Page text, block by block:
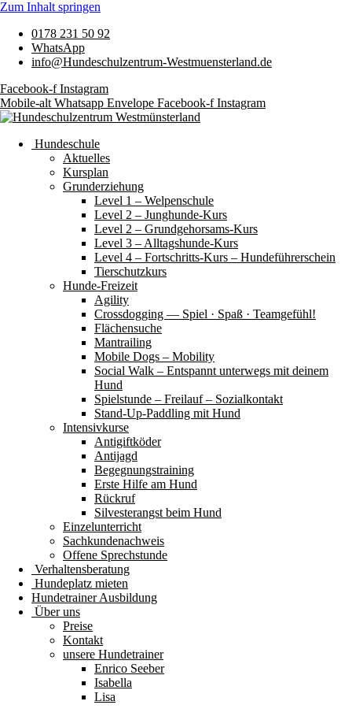
Zum Inhalt springen
0178 231 50 92
WhatsApp
info@Hundeschulzentrum-Westmuensterland.de
Facebook-f Instagram
Mobile-alt Whatsapp Envelope Facebook-f Instagram
Hundeschule
Aktuelles
Kursplan
Grunderziehung
Level 1 – Welpenschule
Level 2 – Junghunde-Kurs
Level 2 – Grundgehorsams-Kurs
Level 3 – Alltagshunde-Kurs
Level 4 – Fortschritts-Kurs – Hundeführerschein
Tierschutzkurs
Hunde-Freizeit
Agility
Crossdogging — Spiel · Spaß · Teamgefühl!
Flächensuche
Mantrailing
Mobile Dogs – Mobility
Social Walk – Entspannt unterwegs mit deinem
Hund
Spielstunde – Freilauf – Sozialkontakt
Stand-Up-Paddling mit Hund
Intensivkurse
Antigiftköder
Antijagd
Begegnungstraining
Erste Hilfe am Hund
Rückruf
Silvesterangst beim Hund
Einzelunterricht
Sachkundenachweis
Offene Sprechstunde
Verhaltensberatung
Hundeplatz mieten
Hundetrainer Ausbildung
Über uns
Preise
Kontakt
unsere Hundetrainer
Enrico Seeber
Isabella
Lisa